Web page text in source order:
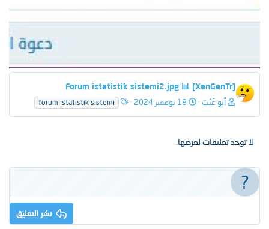
ا
ل
ت
[XenGenTr] 📊 Forum istatistik sistemi2.jpg
أبو غَيْث 18 نوفمبر 2024 forum istatistik sistemi
لا توجد تعليقات لعرضها.
نشر التعليق